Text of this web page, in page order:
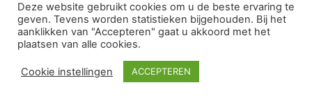
Deze website gebruikt cookies om u de beste ervaring te
geven. Tevens worden statistieken bijgehouden. Bij het
aanklikken van "Accepteren" gaat u akkoord met het
plaatsen van alle cookies.
Cookie instellingen ACCEPTEREN